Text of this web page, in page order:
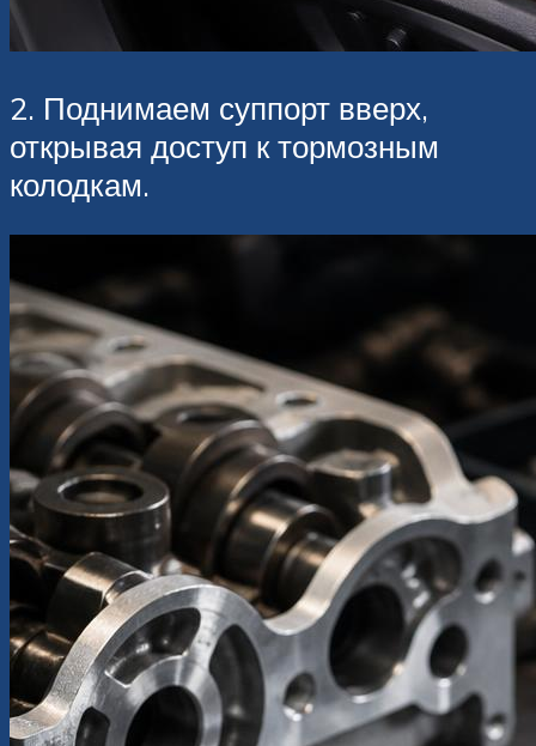
2. Поднимаем суппорт вверх,
открывая доступ к тормозным
колодкам.